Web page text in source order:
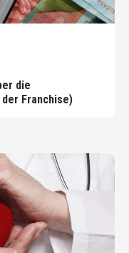
die
Franchise)